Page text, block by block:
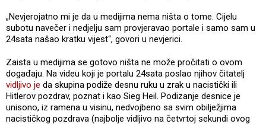
„Nevjerojatno mi je da u medijima nema ništa o tome. Cijelu
subotu navečer i nedjelju sam provjeravao portale i samo sam u
24sata našao kratku vijest“, govori u nevjerici.
Zaista u medijima se gotovo ništa ne može pročitati o ovom
događaju. Na videu koji je portalu 24sata poslao njihov čitatelj
vidljivo je da skupina podiže desnu ruku u zrak u nacistički ili
Hitlerov pozdrav, poznat i kao Sieg Heil. Podizanje desnice je
unisono, iz ramena u visinu, nedvojbeno sa svim obilježjima
nacističkog pozdrava (najbolje vidljivo na četvrtoj sekundi ovog